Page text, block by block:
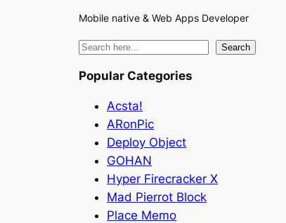
Mobile native & Web Apps Developer
検
Search
Popular Categories
Acsta!
ARonPic
Deploy Object
GOHAN
Hyper Firecracker X
Mad Pierrot Block
Place Memo